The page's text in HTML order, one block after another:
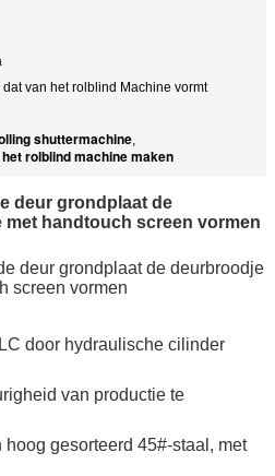
van het rolblind Machine vormt
shuttermachine,
rolblind machine maken
deur grondplaat de
handtouch screen vormen
deur grondplaat de deurbroodje
screen vormen
door hydraulische cilinder
van productie te
gesorteerd 45#-staal, met